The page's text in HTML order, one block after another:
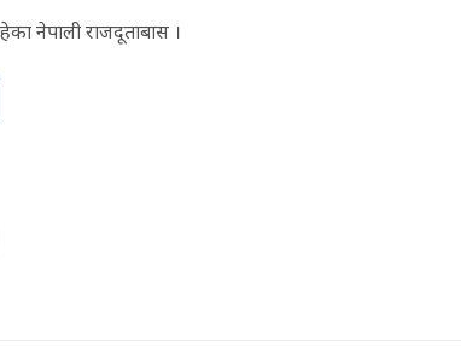
नेपाली राजदूताबास ।